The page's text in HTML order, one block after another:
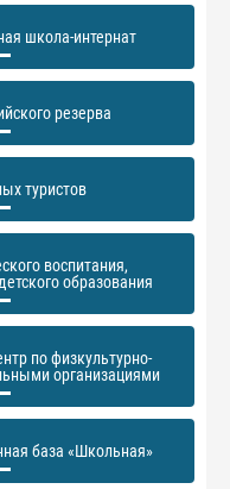
школа-интернат
резерва
туристов
воспитания,
образования
по физкультурно-
организациями
база «Школьная»